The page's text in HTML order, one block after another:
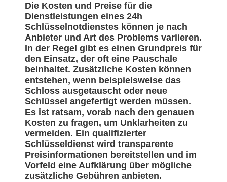
Die Kosten und Preise für die
Dienstleistungen eines 24h
Schlüsselnotdienstes können je nach
Anbieter und Art des Problems variieren.
In der Regel gibt es einen Grundpreis für
den Einsatz, der oft eine Pauschale
beinhaltet. Zusätzliche Kosten können
entstehen, wenn beispielsweise das
Schloss ausgetauscht oder neue
Schlüssel angefertigt werden müssen.
Es ist ratsam, vorab nach den genauen
Kosten zu fragen, um Unklarheiten zu
vermeiden. Ein qualifizierter
Schlüsseldienst wird transparente
Preisinformationen bereitstellen und im
Vorfeld eine Aufklärung über mögliche
zusätzliche Gebühren anbieten.